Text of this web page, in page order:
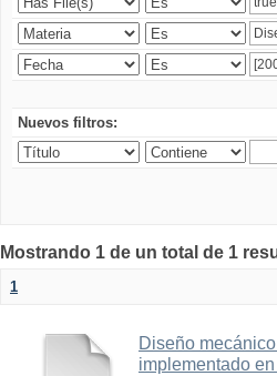
Nuevos filtros:
Mostrando 1 de un total de 1
1
Diseño
implementado